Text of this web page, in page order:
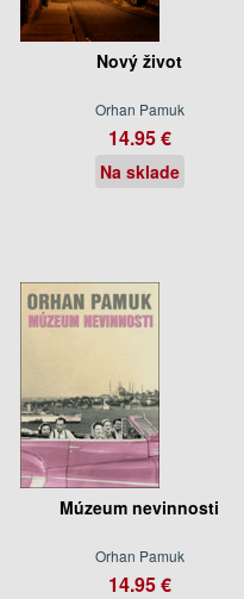
Nový život
Orhan Pamuk
14.95 €
Na sklade
Múzeum nevinnosti
Orhan Pamuk
14.95 €